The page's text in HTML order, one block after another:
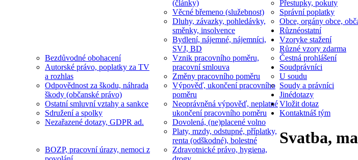
(články)
Věcné břemeno (služebnost)
Dluhy, závazky, pohledávky,
směnky, insolvence
Bydlení, nájemné, nájemníci,
SVJ, BD
Bezdůvodné obohacení
Autorské právo, poplatky za TV
a rozhlas
Odpovědnost za škodu, náhrada
škody (občanské právo)
Ostatní smluvní vztahy a sankce
Sdružení a spolky
Nezařazené dotazy, GDPR ad.
Vznik pracovního poměru,
pracovní smlouva
Změny pracovního poměru
Výpověď, ukončení pracovního
poměru
Neoprávněná výpověď, neplatné
ukončení pracovního poměru
Dovolená, (ne)placené volno
Platy, mzdy, odstupné, příplatky,
renta (odškodné), bolestné
BOZP, pracovní úrazy, nemoci z
Přestupky, pokuty
Správní poplatky
Obce, orgány obce,
Různéostatní
Zdravotnické právo, hygiena,
Vzoryke stažení
Různé vzory zdarma
Čestná prohlášení
Soudprávníci
U soudu
Soudy a právníci
Jinédotazy
Vložit dotaz
Kontaktnáš tým
Svatba,